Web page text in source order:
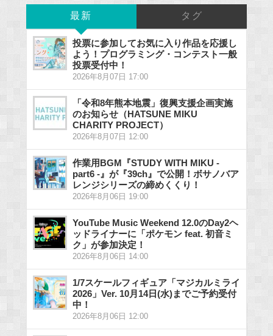
最新 タグ
投票に参加してお気に入り作品を応援し
よう！プログラミング・コンテスト一般
投票受付中！
2026年8月07日 17:00
「令和8年熊本地震」復興支援企画実施
のお知らせ（HATSUNE MIKU
CHARITY PROJECT）
2026年8月07日 12:00
作業用BGM『STUDY WITH MIKU -
part6 -』が『39ch』で公開！ボサノバア
レンジシリーズの締めくくり！
2026年8月06日 19:00
YouTube Music Weekend 12.0のDay2ヘ
ッドライナーに「ポケモン feat. 初音ミ
ク」が参加決定！
2026年8月06日 14:00
1/7スケールフィギュア「マジカルミライ
2026」Ver. 10月14日(水)までご予約受付
中！
2026年8月06日 12:00